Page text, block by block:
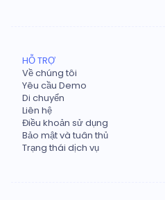
HỖ TRỢ
Về chúng tôi
Yêu cầu Demo
Di chuyển
Liên hệ
Điều khoản sử dụng
Bảo mật và tuân thủ
Trạng thái dịch vụ